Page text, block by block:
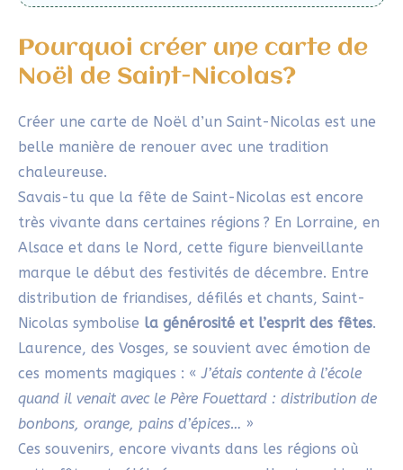
Dans cet article, je te propose de revisiter cette
d’aquarelle japonaise permet de créer une carte-
message simple et touchante. Et pour apporter une
originalité à mon
propose une petite variation : découper une partie
de la carte pour lui donner un effet unique !